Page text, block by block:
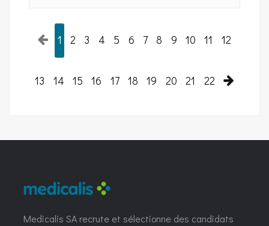
1 2 3 4 5 6 7 8 9 10 11 12
13 14 15 16 17 18 19 20 21 22
Medicalis SA recrute et sélectionne des candidats